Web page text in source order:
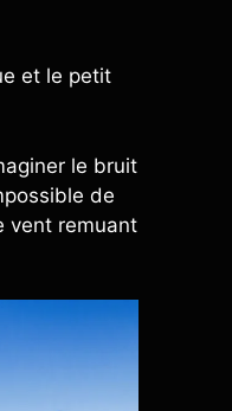
et le petit
le bruit
de
vent remuant